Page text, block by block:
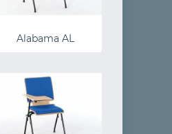
Alabama AL